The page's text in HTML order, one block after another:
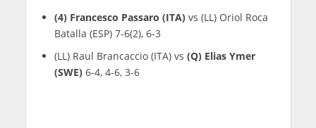
(4) Francesco Passaro (ITA)vs (LL) Oriol Roca
Batalla (ESP) 7-6(2), 6-3
(LL) Raul Brancaccio (ITA) vs (Q) Elias Ymer
(SWE)6-4, 4-6, 3-6